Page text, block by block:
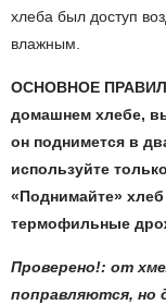
хлеба был доступ
влажным.
ОСНОВНОЕ
домашнем хлебе,
он поднимется в
используйте
«Поднимайте»
термофильные
Проверено!: от
поправляются, но